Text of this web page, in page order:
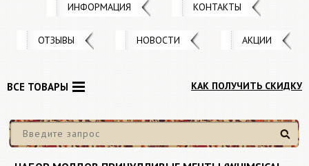
ИНФОРМАЦИЯ КОНТАКТЫ
ОТЗЫВЫ НОВОСТИ АКЦИИ
КАК ПОЛУЧИТЬ СКИДКУ
Найти
ВСЕ ТОВАРЫ